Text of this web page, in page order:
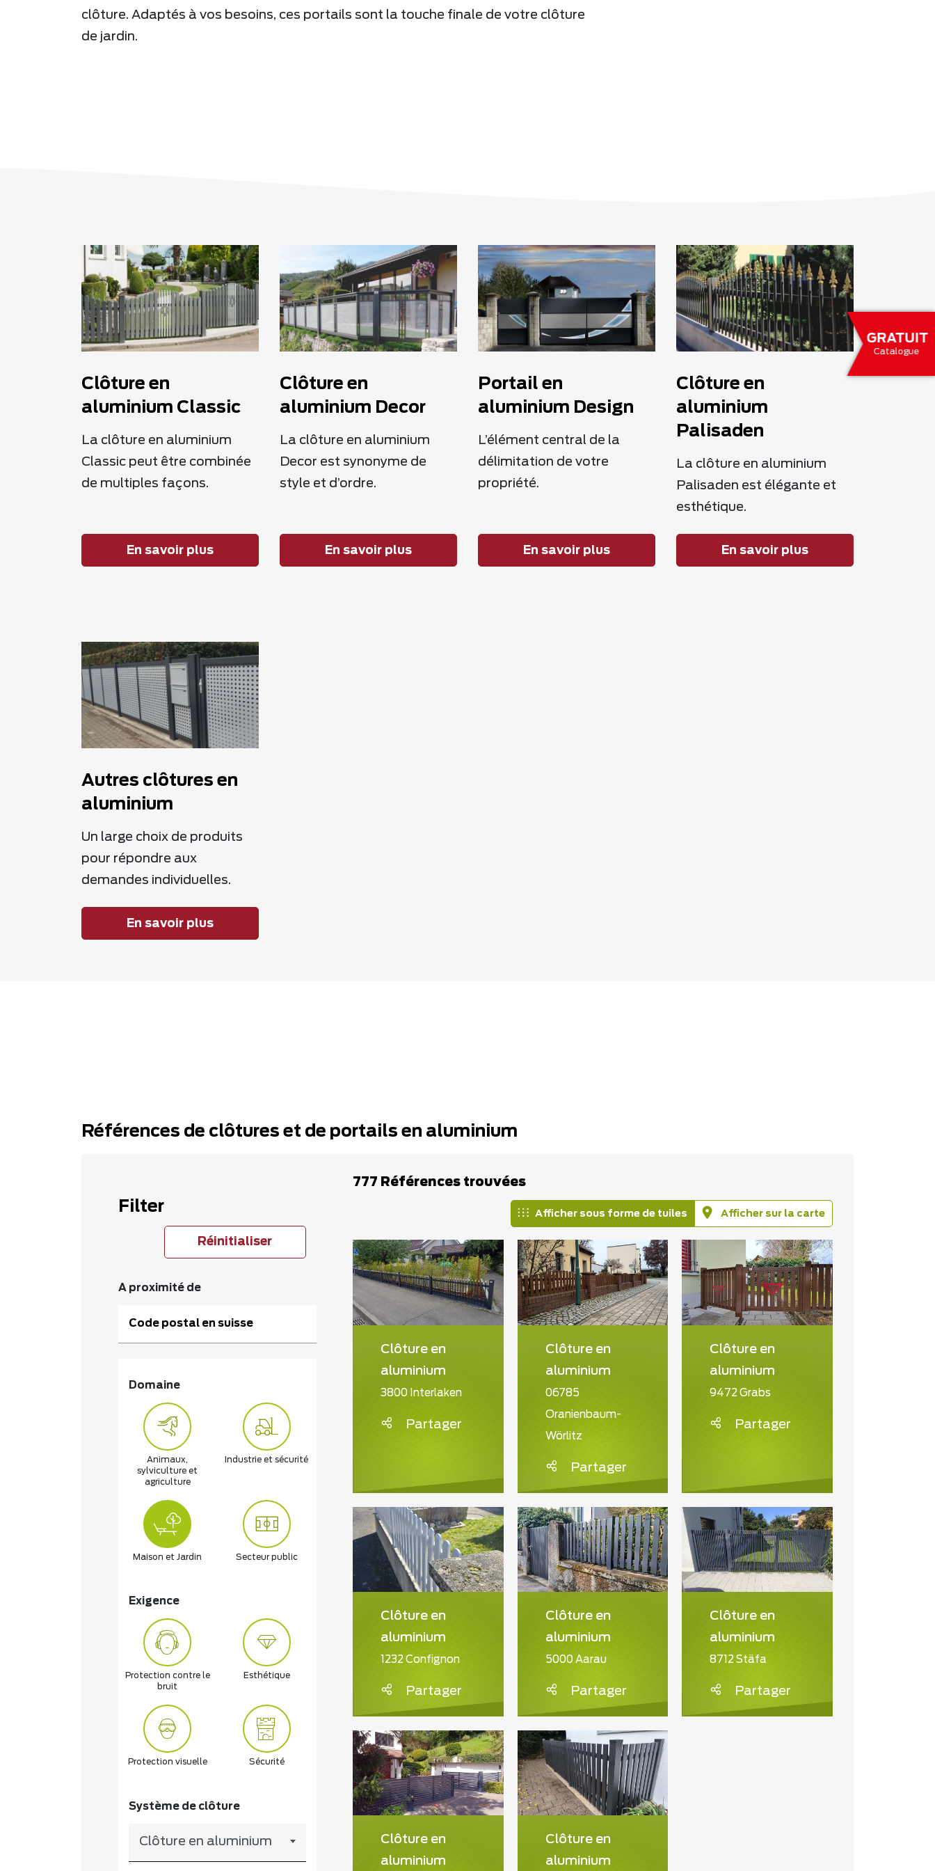
GRATUIT
Catalogue
clôture. Adaptés à vos besoins, ces portails sont la touche finale de votre clôture
de jardin.
Clôture en
aluminium Classic
La clôture en aluminium
Classic peut être combinée
de multiples façons.
En savoir plus
Clôture en
aluminium Decor
La clôture en aluminium
Decor est synonyme de
style et d’ordre.
En savoir plus
Portail en
aluminium Design
L’élément central de la
délimitation de votre
propriété.
En savoir plus
Clôture en
aluminium
Palisaden
La clôture en aluminium
Palisaden est élégante et
esthétique.
En savoir plus
Autres clôtures en
aluminium
Un large choix de produits
pour répondre aux
demandes individuelles.
En savoir plus
Références de clôtures et de portails en aluminium
Filter
Réinitialiser
A proximité de
Code postal en suisse
Domaine
Animaux,
sylviculture et
agriculture
Industrie et sécurité
Maison et Jardin Secteur public
Exigence
Protection contre le
bruit
Esthétique
Protection visuelle Sécurité
Système de clôture
Clôture en aluminium
777 Références trouvées
Afficher sous forme de tuiles Afficher sur la carte
Clôture en
aluminium
3800 Interlaken
Partager
Clôture en
aluminium
06785
Oranienbaum-
Wörlitz
Partager
Clôture en
aluminium
9472 Grabs
Partager
Clôture en
aluminium
1232 Confignon
Partager
Clôture en
aluminium
5000 Aarau
Partager
Clôture en
aluminium
8712 Stäfa
Partager
Clôture en
aluminium
Clôture en
aluminium